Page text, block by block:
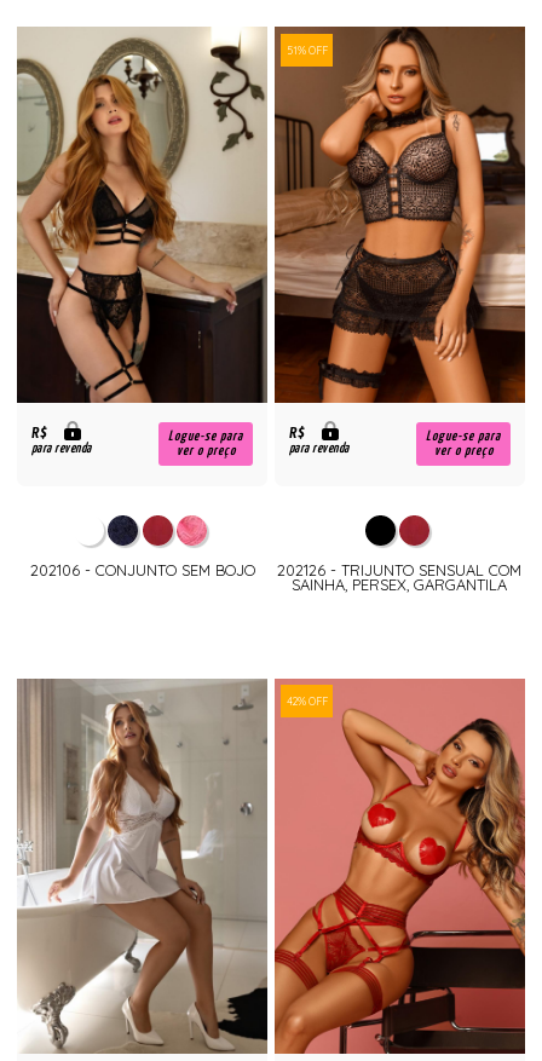
R$
para revenda
Logue-se para
ver o preço
202106 - CONJUNTO SEM BOJO
51% OFF
R$
para revenda
Logue-se para
ver o preço
202126 - TRIJUNTO SENSUAL COM
SAINHA, PERSEX, GARGANTILA
42% OFF